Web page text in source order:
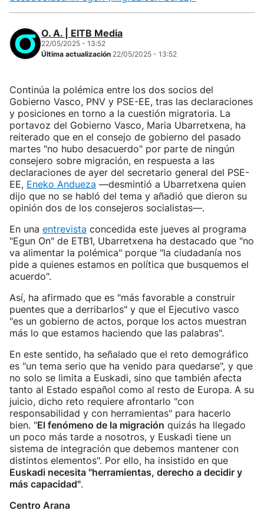
O. A. | EITB Media
22/05/2025 - 13:52
Última actualización 22/05/2025 - 13:52
Continúa la polémica entre los dos socios del
Gobierno Vasco, PNV y PSE-EE, tras las declaraciones
y posiciones en torno a la cuestión migratoria. La
portavoz del Gobierno Vasco, Maria Ubarretxena, ha
reiterado que en el consejo de gobierno del pasado
martes "no hubo desacuerdo" por parte de ningún
consejero sobre migración, en respuesta a las
declaraciones de ayer del secretario general del PSE-
EE, Eneko Andueza —desmintió a Ubarretxena quien
dijo que no se habló del tema y añadió que dieron su
opinión dos de los consejeros socialistas—.
En una entrevista concedida este jueves al programa
"Egun On" de ETB1, Ubarretxena ha destacado que "no
va alimentar la polémica" porque "la ciudadanía nos
pide a quienes estamos en política que busquemos el
acuerdo".
Así, ha afirmado que es "más favorable a construir
puentes que a derribarlos" y que el Ejecutivo vasco
"es un gobierno de actos, porque los actos muestran
más lo que estamos haciendo que las palabras".
En este sentido, ha señalado que el reto demográfico
es "un tema serio que ha venido para quedarse", y que
no solo se limita a Euskadi, sino que también afecta
tanto al Estado español como al resto de Europa. A su
juicio, dicho reto requiere afrontarlo "con
responsabilidad y con herramientas" para hacerlo
bien. "El fenómeno de la migración quizás ha llegado
un poco más tarde a nosotros, y Euskadi tiene un
sistema de integración que debemos mantener con
distintos elementos". Por ello, ha insistido en que
Euskadi necesita "herramientas, derecho a decidir y
más capacidad".
Centro Arana